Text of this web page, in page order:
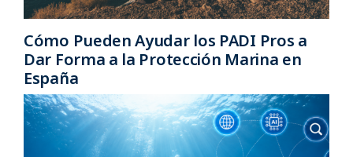
Cómo Pueden Ayudar los PADI Pros a
Dar Forma a la Protección Marina en
España